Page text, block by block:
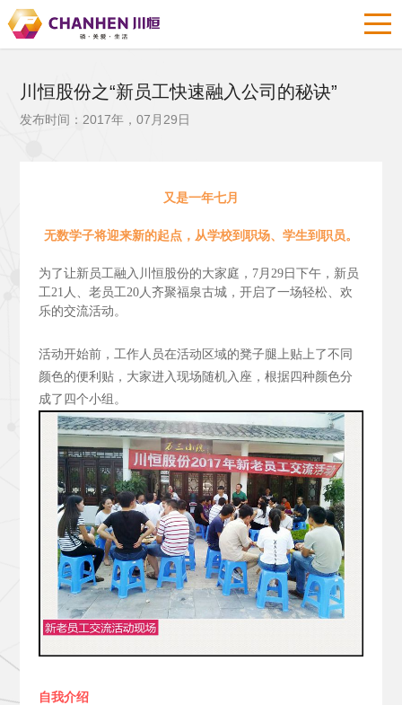
川恒股份之“新员工快速融入公司的秘诀”
发布时间：2017年，07月29日
又是一年七月
无数学子将迎来新的起点，从学校到职场、学生到职员。
为了让新员工融入川恒股份的大家庭，7月29日下午，新员
工21人、老员工20人齐聚福泉古城，开启了一场轻松、欢
乐的交流活动。
活动开始前，工作人员在活动区域的凳子腿上贴上了不同
颜色的便利贴，大家进入现场随机入座，根据四种颜色分
成了四个小组。
自我介绍